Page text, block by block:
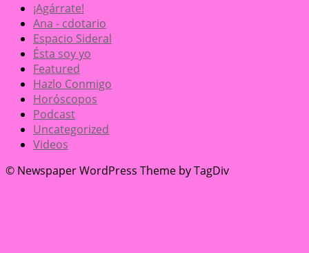
¡Agárrate!
Ana - cdotario
Espacio Sideral
Ésta soy yo
Featured
Hazlo Conmigo
Horóscopos
Podcast
Uncategorized
Videos
© Newspaper WordPress Theme by TagDiv